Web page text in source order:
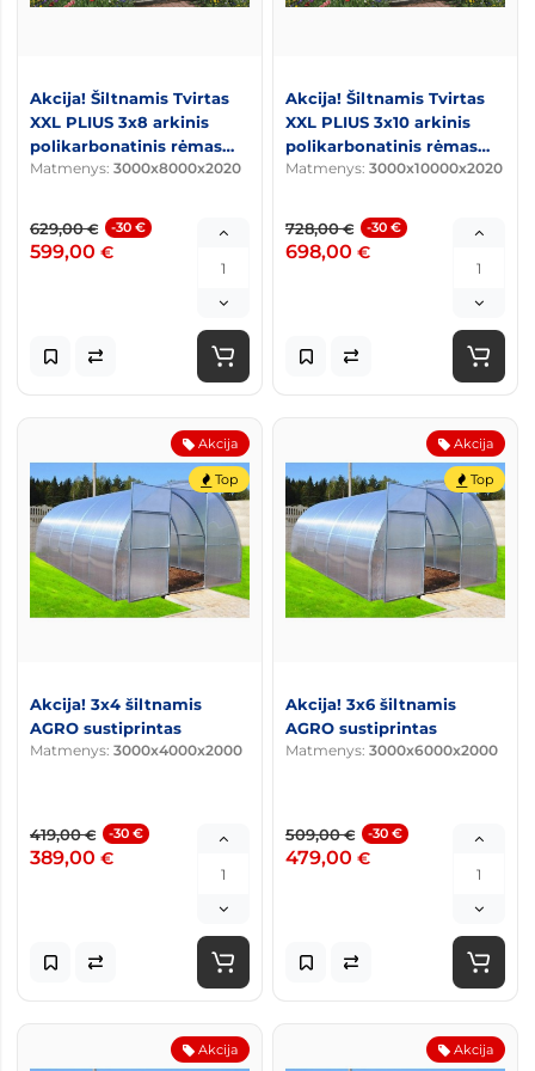
Akcija! Šiltnamis Tvirtas
XXL PLIUS 3x8 arkinis
polikarbonatinis rėmas
20x25 arkos kas 0,67m
Matmenys: 3000x8000x2020
629,00€ -30 €
599,00 €
Akcija! Šiltnamis Tvirtas
XXL PLIUS 3x10 arkinis
polikarbonatinis rėmas
20x25 arkos kas 0,67m
Matmenys: 3000x10000x2020
728,00€ -30 €
698,00 €
Akcija
Top
Akcija! 3x4 šiltnamis
AGRO sustiprintas
Matmenys: 3000x4000x2000
419,00€ -30 €
389,00 €
Akcija
Top
Akcija! 3x6 šiltnamis
AGRO sustiprintas
Matmenys: 3000x6000x2000
509,00€ -30 €
479,00 €
Akcija Akcija